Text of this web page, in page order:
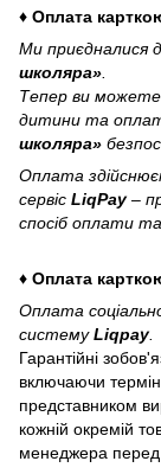
♦ Оплата
Ми приєдналися
школяра»
Тепер ви можете
дитини та
школяра»
Оплата
сервіс LiqPay–
спосіб оплати
♦ Оплата
Оплата
системуLiqpay.
Гарантійні
включаючи
представником
кожній окремій
менеджера